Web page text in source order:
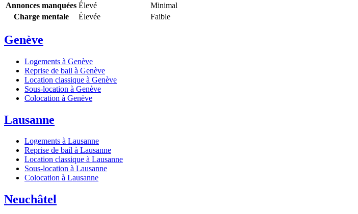
Annonces manquées Élevé
Minimal
Charge mentale
Élevée Faible
Genève
Logements à Genève
Reprise de bail à Genève
Location classique à Genève
Sous-location à Genève
Colocation à Genève
Lausanne
Logements à Lausanne
Reprise de bail à Lausanne
Location classique à Lausanne
Sous-location à Lausanne
Colocation à Lausanne
Neuchâtel